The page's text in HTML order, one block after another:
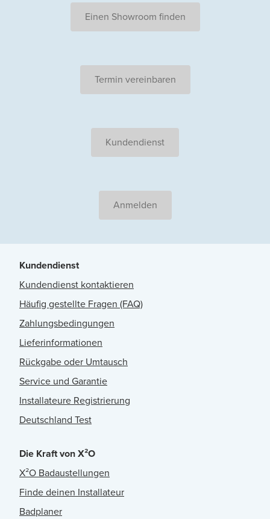
Einen Showroom finden
Termin vereinbaren
Kundendienst
Anmelden
Kundendienst
Kundendienst kontaktieren
Häufig gestellte Fragen (FAQ)
Zahlungsbedingungen
Lieferinformationen
Rückgabe oder Umtausch
Service und Garantie
Installateure Registrierung
Deutschland Test
Die Kraft von X²O
X²O Badaustellungen
Finde deinen Installateur
Badplaner